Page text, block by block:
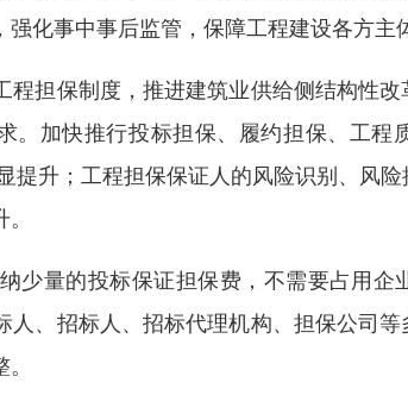
化事中事后监管，保障工程建设各方主
担保制度，推进建筑业供给侧结构性
。加快推行投标担保、履约担保、工
提升；工程担保保证人的风险识别、风
少量的投标保证担保费，不需要占用企
、招标人、招标代理机构、担保公司